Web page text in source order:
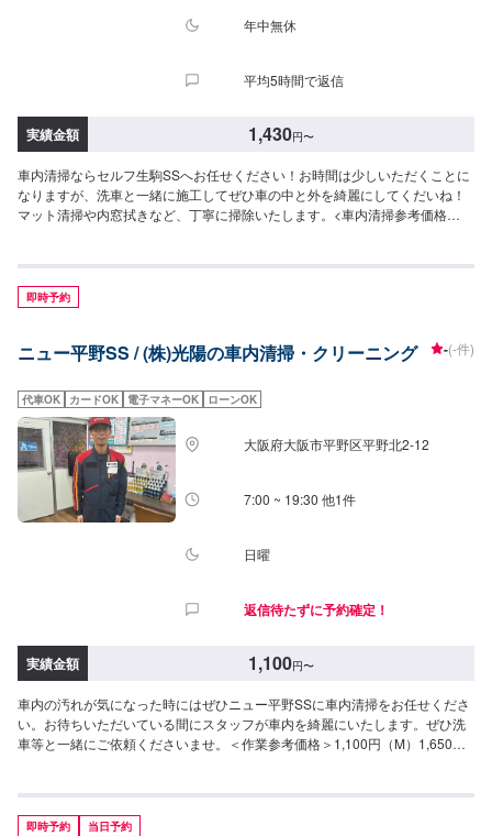
年中無休
平均5時間で返信
実績金額 1,430円〜
車内清掃ならセルフ生駒SSへお任せください！お時間は少しいただくことに
なりますが、洗車と一緒に施工してぜひ車の中と外を綺麗にしてくだいね！
マット清掃や内窓拭きなど、丁寧に掃除いたします。<車内清掃参考価格
即時予約
ニュー平野SS / (株)光陽の車内清掃・クリーニング -(-件)
代車OK カードOK 電子マネーOK ローンOK
大阪府大阪市平野区平野北2-12
7:00 ~ 19:30 他1件
日曜
返信待たずに予約確定！
実績金額 1,100円〜
車内の汚れが気になった時にはぜひニュー平野SSに車内清掃をお任せくださ
い。お待ちいただいている間にスタッフが車内を綺麗にいたします。ぜひ洗
車等と一緒にご依頼くださいませ。＜作業参考価格＞1,100円（M）1,650円
即時予約 当日予約